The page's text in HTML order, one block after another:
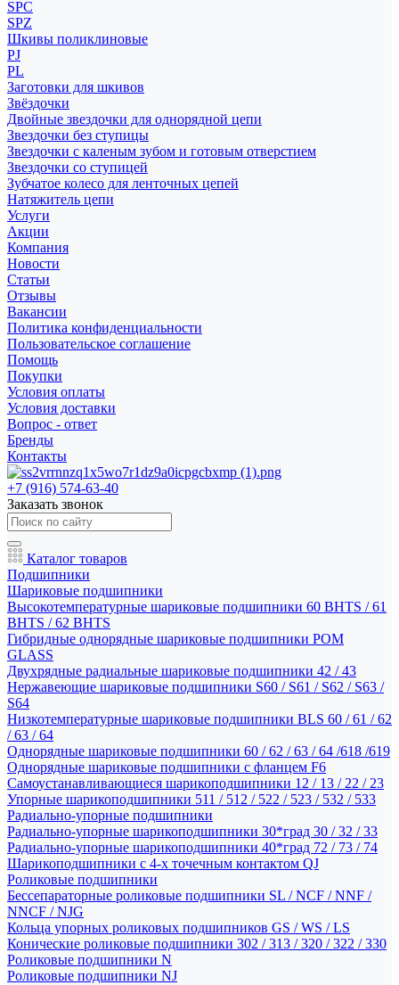
SPC
SPZ
Шкивы поликлиновые
PJ
PL
Заготовки для шкивов
Звёздочки
Двойные звездочки для однорядной цепи
Звездочки без ступицы
Звездочки с каленым зубом и готовым отверстием
Звездочки со ступицей
Зубчатое колесо для ленточных цепей
Натяжитель цепи
Услуги
Акции
Компания
Новости
Статьи
Отзывы
Вакансии
Политика конфиденциальности
Пользовательское соглашение
Помощь
Покупки
Условия оплаты
Условия доставки
Вопрос - ответ
Бренды
Контакты
+7 (916) 574-63-40
Заказать звонок
Каталог товаров
Подшипники
Шариковые подшипники
Высокотемпературные шариковые подшипники 60 BHTS / 61
BHTS / 62 BHTS
Гибридные однорядные шариковые подшипники POM
GLASS
Двухрядные радиальные шариковые подшипники 42 / 43
Нержавеющие шариковые подшипники S60 / S61 / S62 / S63 /
S64
Низкотемпературные шариковые подшипники BLS 60 / 61 / 62
/ 63 / 64
Однорядные шариковые подшипники 60 / 62 / 63 / 64 /618 /619
Однорядные шариковые подшипники с фланцем F6
Самоустанавливающиеся шарикоподшипники 12 / 13 / 22 / 23
Упорные шарикоподшипники 511 / 512 / 522 / 523 / 532 / 533
Радиально-упорные подшипники
Радиально-упорные шарикоподшипники 30*град 30 / 32 / 33
Радиально-упорные шарикоподшипники 40*град 72 / 73 / 74
Шарикоподшипники с 4-х точечным контактом QJ
Роликовые подшипники
Бессепараторные роликовые подшипники SL / NCF / NNF /
NNCF / NJG
Кольца упорных роликовых подшипников GS / WS / LS
Конические роликовые подшипники 302 / 313 / 320 / 322 / 330
Роликовые подшипники N
Роликовые подшипники NJ